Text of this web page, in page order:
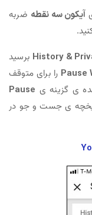
آیکون سه نقطه ضربه
History & برسید
Pause را برای متوقف
ی گزینه ی Pause
ی جست و جو در